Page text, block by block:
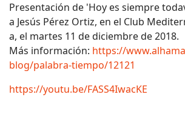
Presentación de 'Hoy es siempre
a Jesús Pérez Ortiz, en el Club
a, el martes 11 de diciembre de 2018.
Más información: https://
blog/palabra-tiempo/12121
https://youtu.be/FASS4IwacKE